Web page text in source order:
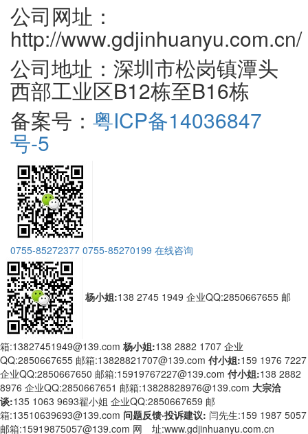
公司网址：
http://www.gdjinhuanyu.com.cn/
公司地址：深圳市松岗镇潭头
西部工业区B12栋至B16栋
备案号： 粤ICP备14036847
号-5
0755-85272377 0755-85270199 在线咨询
杨小姐:138 2745 1949 企业QQ:2850667655 邮
箱:13827451949@139.com 杨小姐:138 2882 1707 企业
QQ:2850667655 邮箱:13828821707@139.com 付小姐:159 1976 7227
企业QQ:2850667650 邮箱:15919767227@139.com 付小姐:138 2882
8976 企业QQ:2850667651 邮箱:13828828976@139.com 大宗洽
谈:135 1063 9693翟小姐 企业QQ:2850667659 邮
箱:13510639693@139.com 问题反馈·投诉建议: 闫先生:159 1987 5057
邮箱:15919875057@139.com 网 址:www.gdjinhuanyu.com.cn